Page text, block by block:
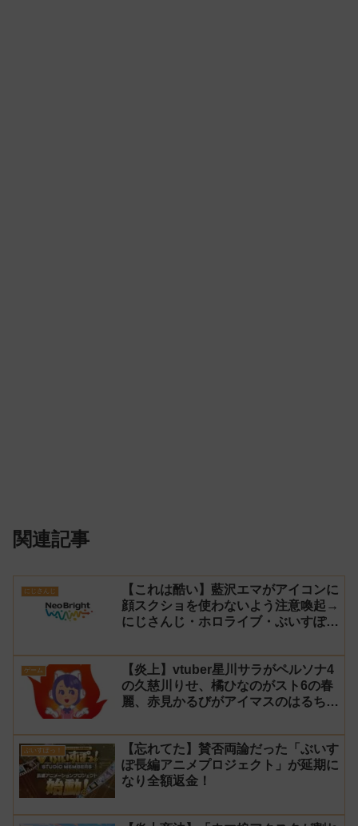
関連記事
にじさんじ
【これは酷い】藍沢エマがアイコンに
顔スクショを使わないよう注意喚起→
にじさんじ・ホロライブ・ぶいすぽ
イコンに使用したライバー事務所
「NeoBright（ネオブライト）」が謝
罪！
ゲーム
【炎上】vtuber星川サラがペルソナ4
の久慈川りせ、橘ひなのがスト6の春
麗、赤見かるびがアイマスのはるちは
ぶいすぽっ！
【忘れてた】賛否両論だった「ぶいす
ぽ長編アニメプロジェクト」が延期に
なり全額返金！